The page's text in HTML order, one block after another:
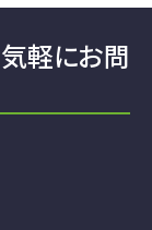
軽にお問